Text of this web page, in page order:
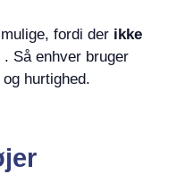
fordi der ikke
. Så enhver bruger
hurtighed.